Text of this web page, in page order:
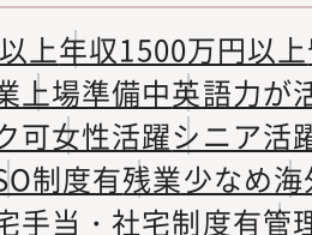
上年収1500万円以上
上場準備中英語力が
可女性活躍シニア活
制度有残業少なめ
手当・社宅制度有管